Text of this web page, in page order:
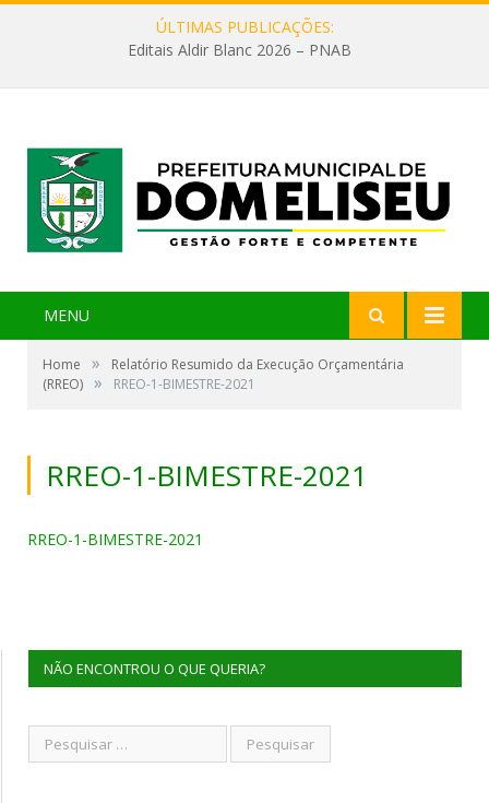
ÚLTIMAS PUBLICAÇÕES:
Editais Aldir Blanc 2026 – PNAB
MENU
Home »
Relatório Resumido da Execução Orçamentária
(RREO) » RREO-1-BIMESTRE-2021
RREO-1-BIMESTRE-2021
RREO-1-BIMESTRE-2021
NÃO ENCONTROU O QUE QUERIA?